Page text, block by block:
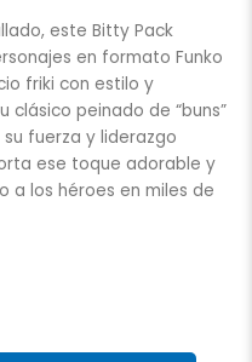
este Bitty Pack
en formato Funko
friki con estilo y
clásico peinado de “buns”
fuerza y liderazgo
ese toque adorable y
a los héroes en miles de